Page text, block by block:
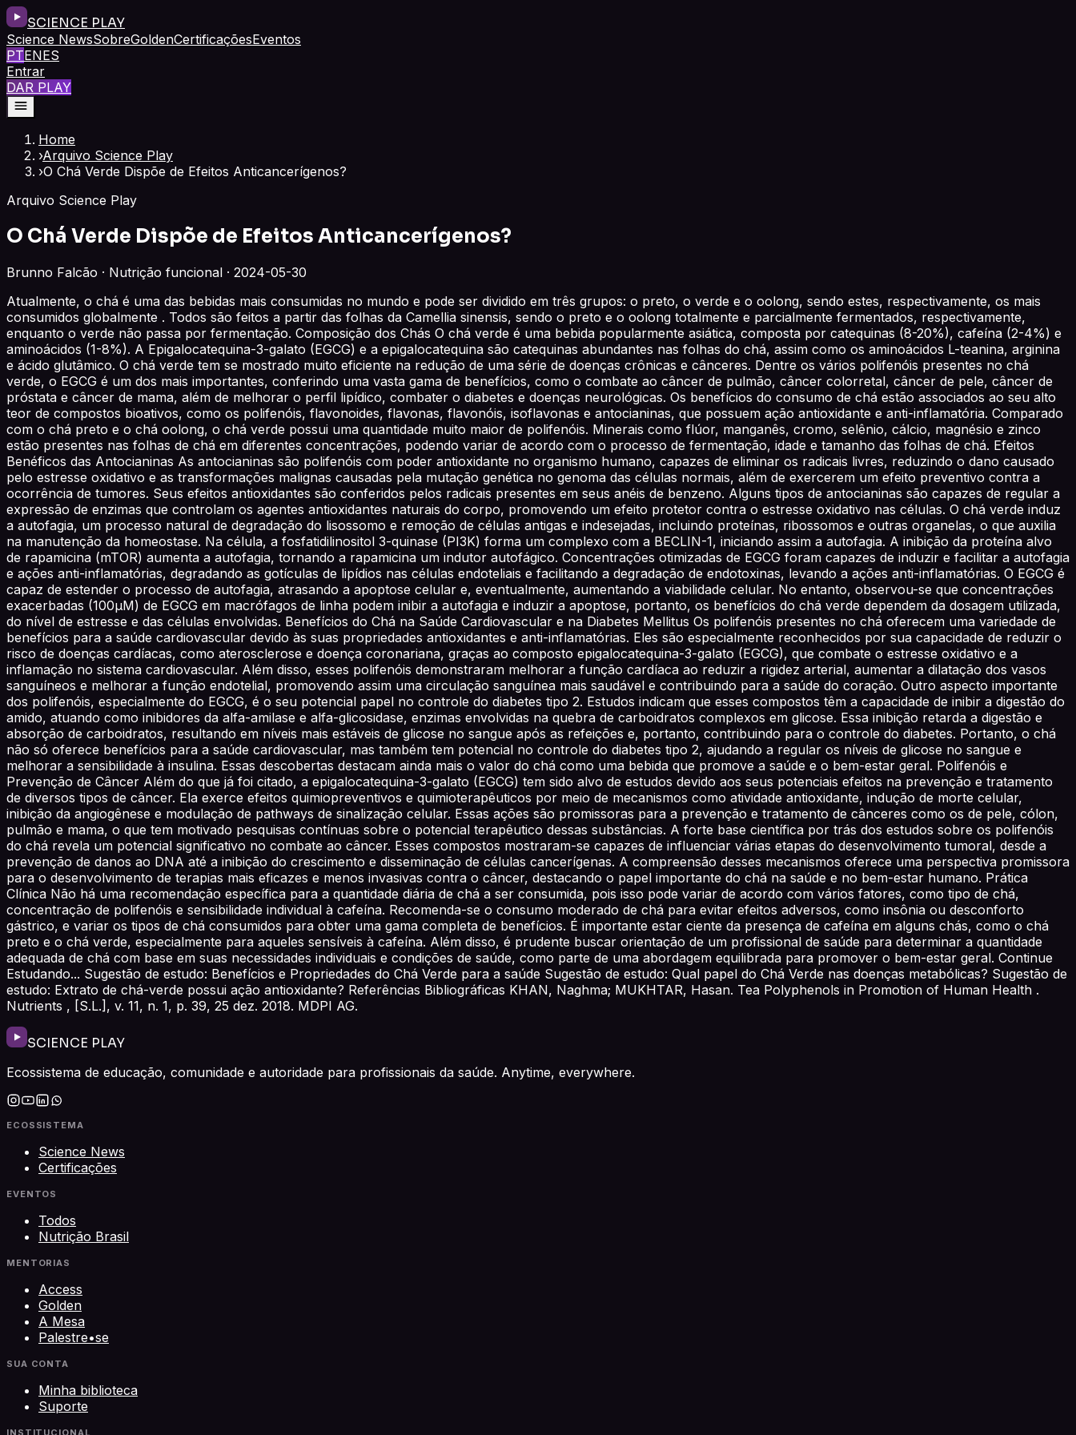
SCIENCE PLAY
Science NewsSobreGoldenCertificaçõesEventos
PTENES
Entrar
DAR PLAY
Home
›Arquivo Science Play
›O Chá Verde Dispõe de Efeitos Anticancerígenos?
Arquivo Science Play
O Chá Verde Dispõe de Efeitos Anticancerígenos?
Brunno Falcão · Nutrição funcional · 2024-05-30
Atualmente, o chá é uma das bebidas mais consumidas no mundo e pode ser dividido em três grupos: o preto, o verde e o oolong, sendo estes, respectivamente, os mais
consumidos globalmente . Todos são feitos a partir das folhas da Camellia sinensis, sendo o preto e o oolong totalmente e parcialmente fermentados, respectivamente,
enquanto o verde não passa por fermentação. Composição dos Chás O chá verde é uma bebida popularmente asiática, composta por catequinas (8-20%), cafeína (2-4%) e
aminoácidos (1-8%). A Epigalocatequina-3-galato (EGCG) e a epigalocatequina são catequinas abundantes nas folhas do chá, assim como os aminoácidos L-teanina, arginina
e ácido glutâmico. O chá verde tem se mostrado muito eficiente na redução de uma série de doenças crônicas e cânceres. Dentre os vários polifenóis presentes no chá
verde, o EGCG é um dos mais importantes, conferindo uma vasta gama de benefícios, como o combate ao câncer de pulmão, câncer colorretal, câncer de pele, câncer de
próstata e câncer de mama, além de melhorar o perfil lipídico, combater o diabetes e doenças neurológicas. Os benefícios do consumo de chá estão associados ao seu alto
teor de compostos bioativos, como os polifenóis, flavonoides, flavonas, flavonóis, isoflavonas e antocianinas, que possuem ação antioxidante e anti-inflamatória. Comparado
com o chá preto e o chá oolong, o chá verde possui uma quantidade muito maior de polifenóis. Minerais como flúor, manganês, cromo, selênio, cálcio, magnésio e zinco
estão presentes nas folhas de chá em diferentes concentrações, podendo variar de acordo com o processo de fermentação, idade e tamanho das folhas de chá. Efeitos
Benéficos das Antocianinas As antocianinas são polifenóis com poder antioxidante no organismo humano, capazes de eliminar os radicais livres, reduzindo o dano causado
pelo estresse oxidativo e as transformações malignas causadas pela mutação genética no genoma das células normais, além de exercerem um efeito preventivo contra a
ocorrência de tumores. Seus efeitos antioxidantes são conferidos pelos radicais presentes em seus anéis de benzeno. Alguns tipos de antocianinas são capazes de regular a
expressão de enzimas que controlam os agentes antioxidantes naturais do corpo, promovendo um efeito protetor contra o estresse oxidativo nas células. O chá verde induz
a autofagia, um processo natural de degradação do lisossomo e remoção de células antigas e indesejadas, incluindo proteínas, ribossomos e outras organelas, o que auxilia
na manutenção da homeostase. Na célula, a fosfatidilinositol 3-quinase (PI3K) forma um complexo com a BECLIN-1, iniciando assim a autofagia. A inibição da proteína alvo
de rapamicina (mTOR) aumenta a autofagia, tornando a rapamicina um indutor autofágico. Concentrações otimizadas de EGCG foram capazes de induzir e facilitar a autofagia
e ações anti-inflamatórias, degradando as gotículas de lipídios nas células endoteliais e facilitando a degradação de endotoxinas, levando a ações anti-inflamatórias. O EGCG é
capaz de estender o processo de autofagia, atrasando a apoptose celular e, eventualmente, aumentando a viabilidade celular. No entanto, observou-se que concentrações
exacerbadas (100µM) de EGCG em macrófagos de linha podem inibir a autofagia e induzir a apoptose, portanto, os benefícios do chá verde dependem da dosagem utilizada,
do nível de estresse e das células envolvidas. Benefícios do Chá na Saúde Cardiovascular e na Diabetes Mellitus Os polifenóis presentes no chá oferecem uma variedade de
benefícios para a saúde cardiovascular devido às suas propriedades antioxidantes e anti-inflamatórias. Eles são especialmente reconhecidos por sua capacidade de reduzir o
risco de doenças cardíacas, como aterosclerose e doença coronariana, graças ao composto epigalocatequina-3-galato (EGCG), que combate o estresse oxidativo e a
inflamação no sistema cardiovascular. Além disso, esses polifenóis demonstraram melhorar a função cardíaca ao reduzir a rigidez arterial, aumentar a dilatação dos vasos
sanguíneos e melhorar a função endotelial, promovendo assim uma circulação sanguínea mais saudável e contribuindo para a saúde do coração. Outro aspecto importante
dos polifenóis, especialmente do EGCG, é o seu potencial papel no controle do diabetes tipo 2. Estudos indicam que esses compostos têm a capacidade de inibir a digestão do
amido, atuando como inibidores da alfa-amilase e alfa-glicosidase, enzimas envolvidas na quebra de carboidratos complexos em glicose. Essa inibição retarda a digestão e
absorção de carboidratos, resultando em níveis mais estáveis de glicose no sangue após as refeições e, portanto, contribuindo para o controle do diabetes. Portanto, o chá
não só oferece benefícios para a saúde cardiovascular, mas também tem potencial no controle do diabetes tipo 2, ajudando a regular os níveis de glicose no sangue e
melhorar a sensibilidade à insulina. Essas descobertas destacam ainda mais o valor do chá como uma bebida que promove a saúde e o bem-estar geral. Polifenóis e
Prevenção de Câncer Além do que já foi citado, a epigalocatequina-3-galato (EGCG) tem sido alvo de estudos devido aos seus potenciais efeitos na prevenção e tratamento
de diversos tipos de câncer. Ela exerce efeitos quimiopreventivos e quimioterapêuticos por meio de mecanismos como atividade antioxidante, indução de morte celular,
inibição da angiogênese e modulação de pathways de sinalização celular. Essas ações são promissoras para a prevenção e tratamento de cânceres como os de pele, cólon,
pulmão e mama, o que tem motivado pesquisas contínuas sobre o potencial terapêutico dessas substâncias. A forte base científica por trás dos estudos sobre os polifenóis
do chá revela um potencial significativo no combate ao câncer. Esses compostos mostraram-se capazes de influenciar várias etapas do desenvolvimento tumoral, desde a
prevenção de danos ao DNA até a inibição do crescimento e disseminação de células cancerígenas. A compreensão desses mecanismos oferece uma perspectiva promissora
para o desenvolvimento de terapias mais eficazes e menos invasivas contra o câncer, destacando o papel importante do chá na saúde e no bem-estar humano. Prática
Clínica Não há uma recomendação específica para a quantidade diária de chá a ser consumida, pois isso pode variar de acordo com vários fatores, como tipo de chá,
concentração de polifenóis e sensibilidade individual à cafeína. Recomenda-se o consumo moderado de chá para evitar efeitos adversos, como insônia ou desconforto
gástrico, e variar os tipos de chá consumidos para obter uma gama completa de benefícios. É importante estar ciente da presença de cafeína em alguns chás, como o chá
preto e o chá verde, especialmente para aqueles sensíveis à cafeína. Além disso, é prudente buscar orientação de um profissional de saúde para determinar a quantidade
adequada de chá com base em suas necessidades individuais e condições de saúde, como parte de uma abordagem equilibrada para promover o bem-estar geral. Continue
Estudando... Sugestão de estudo: Benefícios e Propriedades do Chá Verde para a saúde Sugestão de estudo: Qual papel do Chá Verde nas doenças metabólicas? Sugestão de
estudo: Extrato de chá-verde possui ação antioxidante? Referências Bibliográficas KHAN, Naghma; MUKHTAR, Hasan. Tea Polyphenols in Promotion of Human Health .
Nutrients , [S.L.], v. 11, n. 1, p. 39, 25 dez. 2018. MDPI AG.
SCIENCE PLAY
Ecossistema de educação, comunidade e autoridade para profissionais da saúde. Anytime, everywhere.
ECOSSISTEMA
Science News
Certificações
EVENTOS
Todos
Nutrição Brasil
MENTORIAS
Access
Golden
A Mesa
Palestre•se
SUA CONTA
Minha biblioteca
Suporte
INSTITUCIONAL